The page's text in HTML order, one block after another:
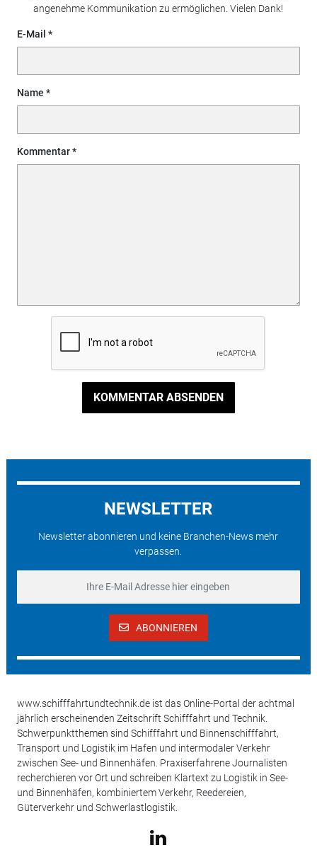
angenehme Kommunikation zu ermöglichen. Vielen Dank!
E-Mail
Name
Kommentar
KOMMENTAR ABSENDEN
NEWSLETTER
Newsletter abonnieren und keine Branchen-News mehr
verpassen.
ABONNIEREN
www.schifffahrtundtechnik.de ist das Online-Portal der achtmal
jährlich erscheinenden Zeitschrift Schifffahrt und Technik.
Schwerpunktthemen sind Schifffahrt und Binnenschifffahrt,
Transport und Logistik im Hafen und intermodaler Verkehr
zwischen See- und Binnenhäfen. Praxiserfahrene Journalisten
recherchieren vor Ort und schreiben Klartext zu Logistik in See-
und Binnenhäfen, kombiniertem Verkehr, Reedereien,
Güterverkehr und Schwerlastlogistik.